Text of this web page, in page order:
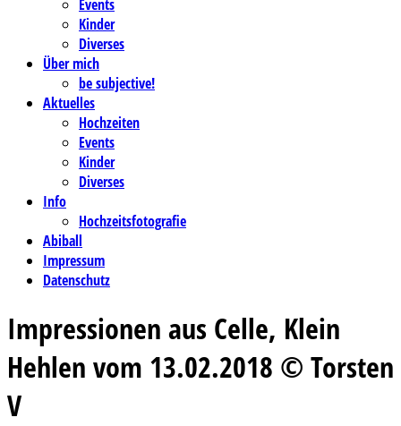
Events
Kinder
Diverses
Über mich
be subjective!
Aktuelles
Hochzeiten
Events
Kinder
Diverses
Info
Hochzeitsfotografie
Abiball
Impressum
Datenschutz
Impressionen aus Celle, Klein
Hehlen vom 13.02.2018 © Torsten
V